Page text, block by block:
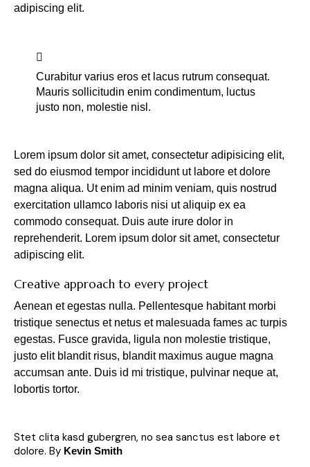
adipiscing elit.
Curabitur varius eros et lacus rutrum consequat.
Mauris sollicitudin enim condimentum, luctus
justo non, molestie nisl.
Lorem ipsum dolor sit amet, consectetur adipisicing elit,
sed do eiusmod tempor incididunt ut labore et dolore
magna aliqua. Ut enim ad minim veniam, quis nostrud
exercitation ullamco laboris nisi ut aliquip ex ea
commodo consequat. Duis aute irure dolor in
reprehenderit. Lorem ipsum dolor sit amet, consectetur
adipiscing elit.
Creative approach to every project
Aenean et egestas nulla. Pellentesque habitant morbi
tristique senectus et netus et malesuada fames ac turpis
egestas. Fusce gravida, ligula non molestie tristique,
justo elit blandit risus, blandit maximus augue magna
accumsan ante. Duis id mi tristique, pulvinar neque at,
lobortis tortor.
Stet clita kasd gubergren, no sea sanctus est labore et
dolore. By Kevin Smith